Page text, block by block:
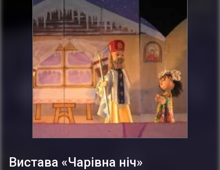
ПУБЛІКАЦІЇ
ДОВІДКА
Вистава «Чарівна ніч»